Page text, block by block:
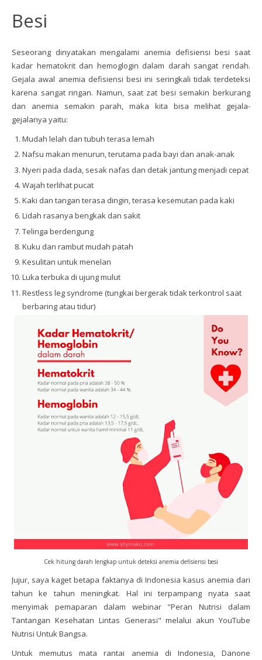
Besi
Seseorang dinyatakan mengalami anemia defisiensi besi saat
kadar hematokrit dan hemoglogin dalam darah sangat rendah.
Gejala awal anemia defisiensi besi ini seringkali tidak terdeteksi
karena sangat ringan. Namun, saat zat besi semakin berkurang
dan anemia semakin parah, maka kita bisa melihat gejala-
gejalanya yaitu:
Mudah lelah dan tubuh terasa lemah
Nafsu makan menurun, terutama pada bayi dan anak-anak
Nyeri pada dada, sesak nafas dan detak jantung menjadi cepat
Wajah terlihat pucat
Kaki dan tangan terasa dingin, terasa kesemutan pada kaki
Lidah rasanya bengkak dan sakit
Telinga berdengung
Kuku dan rambut mudah patah
Kesulitan untuk menelan
Luka terbuka di ujung mulut
Restless leg syndrome (tungkai bergerak tidak terkontrol saat
berbaring atau tidur)
Cek hitung darah lengkap untuk deteksi anemia defisiensi besi
Jujur, saya kaget betapa faktanya di Indonesia kasus anemia dari
tahun ke tahun meningkat. Hal ini terpampang nyata saat
menyimak pemaparan dalam webinar "Peran Nutrisi dalam
Tantangan Kesehatan Lintas Generasi" melalui akun YouTube
Nutrisi Untuk Bangsa.
Untuk memutus mata rantai anemia di Indonesia, Danone